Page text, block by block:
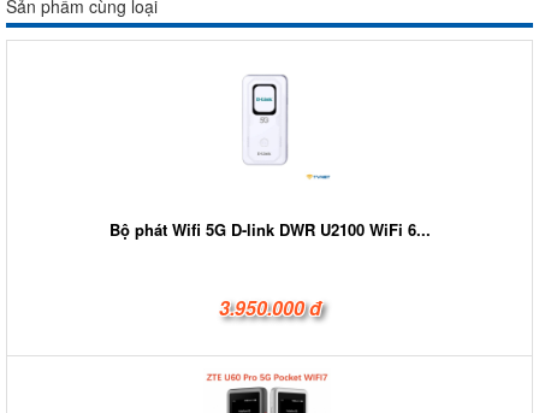
Sản phẩm cùng loại
Bộ phát Wifi 5G D-link DWR U2100 WiFi 6...
3.950.000 đ